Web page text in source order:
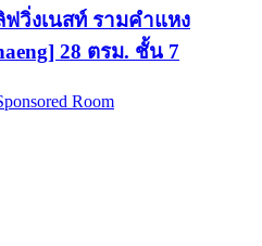
ฟวิ่งเนสท์ รามคำแหง
28 ตรม. ชั้น 7
Room